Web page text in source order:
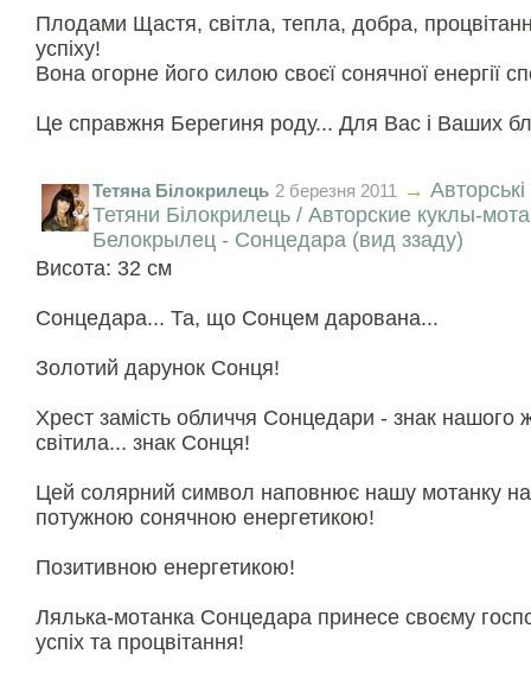
Плодами Щастя, світла, тепла, добра,
успіху!
Вона огорне його силою своєї сонячної енергії
Це справжня Берегиня роду... Для Вас і Ваших
Тетяна Білокрилець 2 березня 2011 →
Тетяни Білокрилець / Авторские куклы-
Белокрылец - Сонцедара (вид ззаду)
Висота: 32 см
Сонцедара... Та, що Сонцем дарована...
Золотий дарунок Сонця!
Хрест замість обличчя Сонцедари - знак нашого
світила... знак Сонця!
Цей солярний символ наповнює нашу мотанку
потужною сонячною енергетикою!
Позитивною енергетикою!
Лялька-мотанка Сонцедара принесе своєму
успіх та процвітання!